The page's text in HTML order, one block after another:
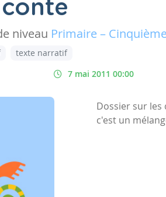
niveau Primaire –
texte narratif
7 mai 2011 00:00
Dossier sur
c'est un